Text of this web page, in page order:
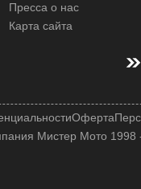
Пресса о нас
Карта сайта
Мистер Мото 1998
Оферта